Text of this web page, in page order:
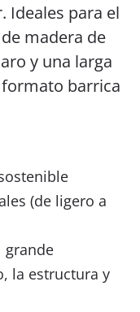
Ideales para el
madera de
y una larga
barrica
(de ligero a
grande
la estructura y